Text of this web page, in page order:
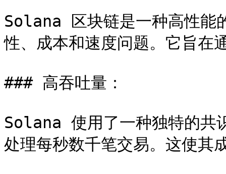
Solana 区块链是一种高性能
性、成本和速度问题。它旨在
### 高吞吐量：
Solana 使用了一种独特的共
处理每秒数千笔交易。这使其